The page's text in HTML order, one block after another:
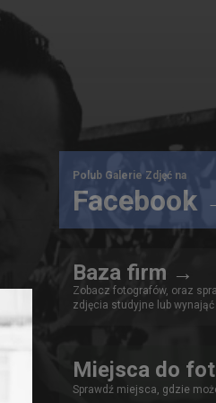
Polub Galerie Zdjęć na
Facebook
Baza firm →
Zobacz fotografów, oraz
zdjęcia studyjne lub wynająć
Miejsca do
Sprawdź miejsca, gdzie